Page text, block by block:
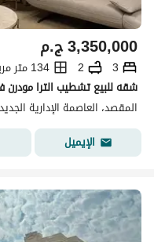
ج.م3,350,000
3
2
134 متر مربع
المقصد، العاصمة الإدارية
الإيميل